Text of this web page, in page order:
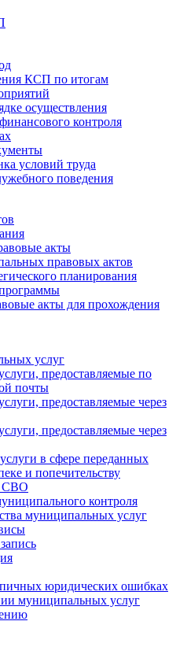
КСП по итогам
осуществления
контроля
условий труда
поведения
акты
правовых актов
планирования
акты для прохождения
услуг
предоставляемые по
почты
предоставляемые через
предоставляемые через
в сфере переданных
и попечительству
СВО
контроля
муниципальных услуг
юридических ошибках
муниципальных услуг